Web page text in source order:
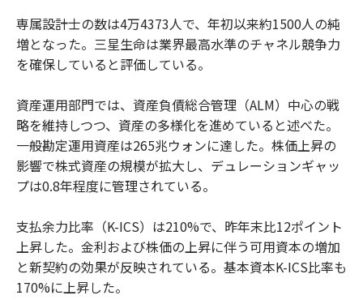
専属設計士の数は4万4373人で、年初以来約1500人の純
増となった。三星生命は業界最高水準のチャネル競争力
を確保していると評価している。
資産運用部門では、資産負債総合管理（ALM）中心の戦
略を維持しつつ、資産の多様化を進めていると述べた。
一般勘定運用資産は265兆ウォンに達した。株価上昇の
影響で株式資産の規模が拡大し、デュレーションギャッ
プは0.8年程度に管理されている。
支払余力比率（K-ICS）は210%で、昨年末比12ポイント
上昇した。金利および株価の上昇に伴う可用資本の増加
と新契約の効果が反映されている。基本資本K-ICS比率も
170%に上昇した。